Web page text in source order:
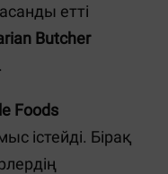
етті
Butcher
Foods
істейді. Бірақ